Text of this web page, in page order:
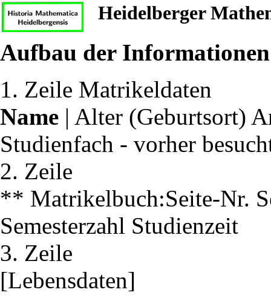
Heidelberger
Aufbau der
1. Zeile Matrikeldaten
Name | Alter (Geburtsort)
Studienfach - vorher
2. Zeile
** Matrikelbuch:Seite-Nr.
Semesterzahl Studienzeit
3. Zeile
[Lebensdaten]